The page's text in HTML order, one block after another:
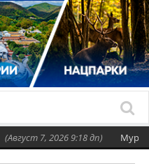
(Август 7, 2026 9:18 дп)